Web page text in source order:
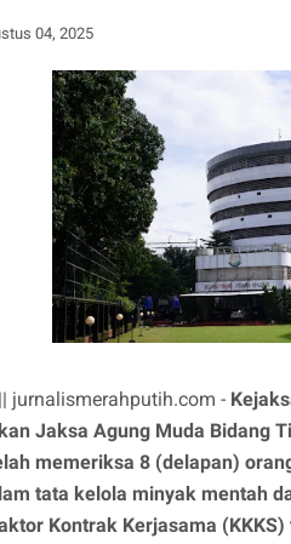
04, 2025
jurnalismerahputih.com -
Jaksa Agung Muda Bidang
memeriksa 8 (delapan)
tata kelola minyak mentah
Kontrak Kerjasama